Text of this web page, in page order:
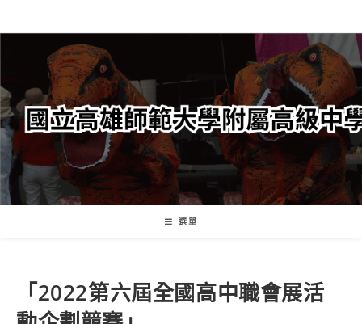
轉
要
內
容
選單
「2022第六屆全國高中職會展活